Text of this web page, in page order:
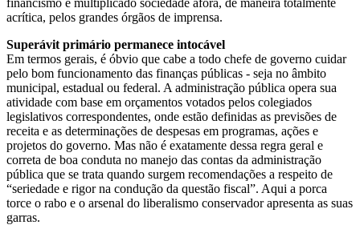
acrítica, pelos grandes órgãos de imprensa.
Superávit primário permanece intocável
Em termos gerais, é óbvio que cabe a todo chefe de governo cuidar
pelo bom funcionamento das finanças públicas - seja no âmbito
municipal, estadual ou federal. A administração pública opera sua
atividade com base em orçamentos votados pelos colegiados
legislativos correspondentes, onde estão definidas as previsões de
receita e as determinações de despesas em programas, ações e
projetos do governo. Mas não é exatamente dessa regra geral e
correta de boa conduta no manejo das contas da administração
pública que se trata quando surgem recomendações a respeito de
“seriedade e rigor na condução da questão fiscal”. Aqui a porca
torce o rabo e o arsenal do liberalismo conservador apresenta as suas
garras.